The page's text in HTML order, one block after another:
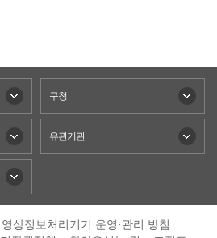
구청
유관기관
영상정보처리기기 운영·관리 방침